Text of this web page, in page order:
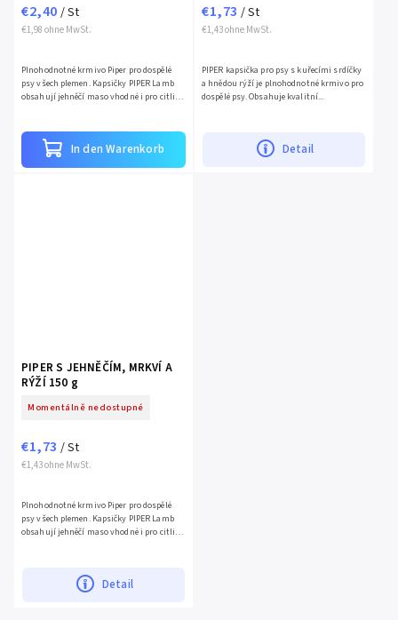
€1,98 ohne MwSt.
€2,40 / St
In den Warenkorb
Plnohodnotné krmivo Piper pro dospělé
psy všech plemen. Kapsičky PIPER Lamb
obsahují jehněčí maso vhodné i pro citlivé
€1,43 ohne MwSt.
€1,73 / St
Detail
PIPER kapsička pro psy s kuřecími srdíčky
a hnědou rýží je plnohodnotné krmivo pro
dospělé psy. Obsahuje kvalitní...
PIPER S JEHNĚČÍM, MRKVÍ A
RÝŽÍ 150 g
Momentálně nedostupné
€1,43 ohne MwSt.
€1,73 / St
Detail
Plnohodnotné krmivo Piper pro dospělé
psy všech plemen. Kapsičky PIPER Lamb
obsahují jehněčí maso vhodné i pro citlivé